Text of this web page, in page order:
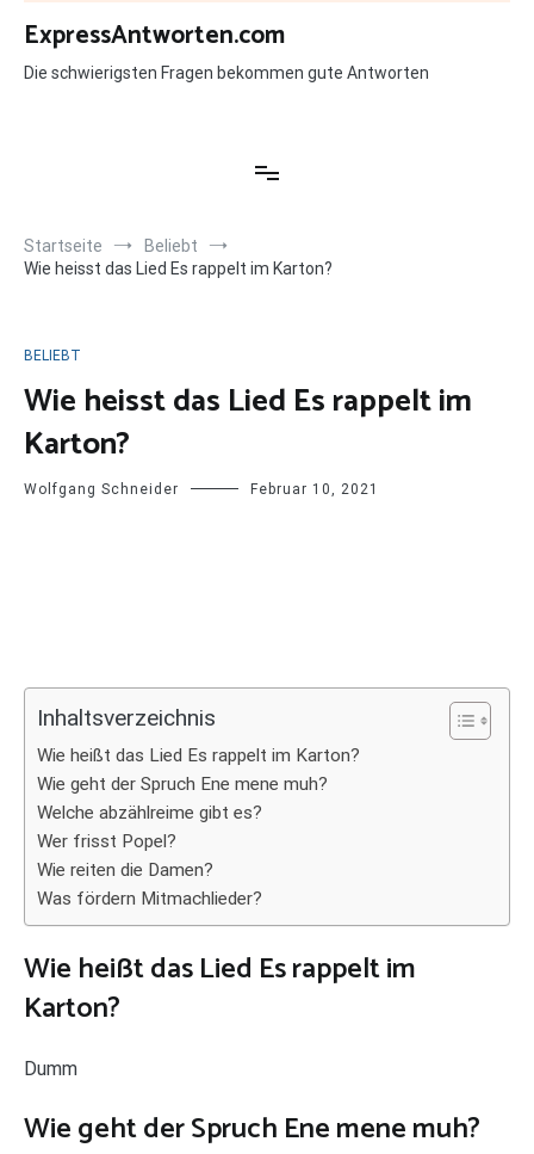
Zum
Inhalt
springen
ExpressAntworten.com
Die schwierigsten Fragen bekommen gute Antworten
Startseite
Beliebt
Wie heisst das Lied Es rappelt im Karton?
BELIEBT
Wie heisst das Lied Es rappelt im
Karton?
Wolfgang Schneider Februar 10, 2021
Inhaltsverzeichnis
Wie heißt das Lied Es rappelt im Karton?
Wie geht der Spruch Ene mene muh?
Welche abzählreime gibt es?
Wer frisst Popel?
Wie reiten die Damen?
Was fördern Mitmachlieder?
Wie heißt das Lied Es rappelt im
Karton?
Dumm
Wie geht der Spruch Ene mene muh?